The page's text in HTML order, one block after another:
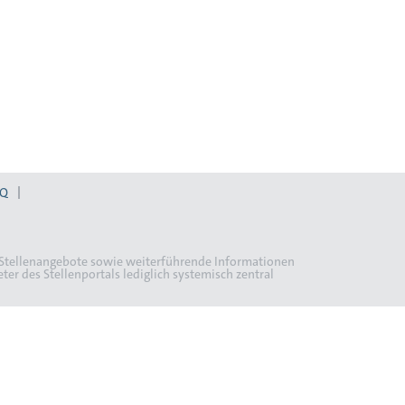
sowie weiterführende Informationen
des Stellenportals lediglich systemisch zentral